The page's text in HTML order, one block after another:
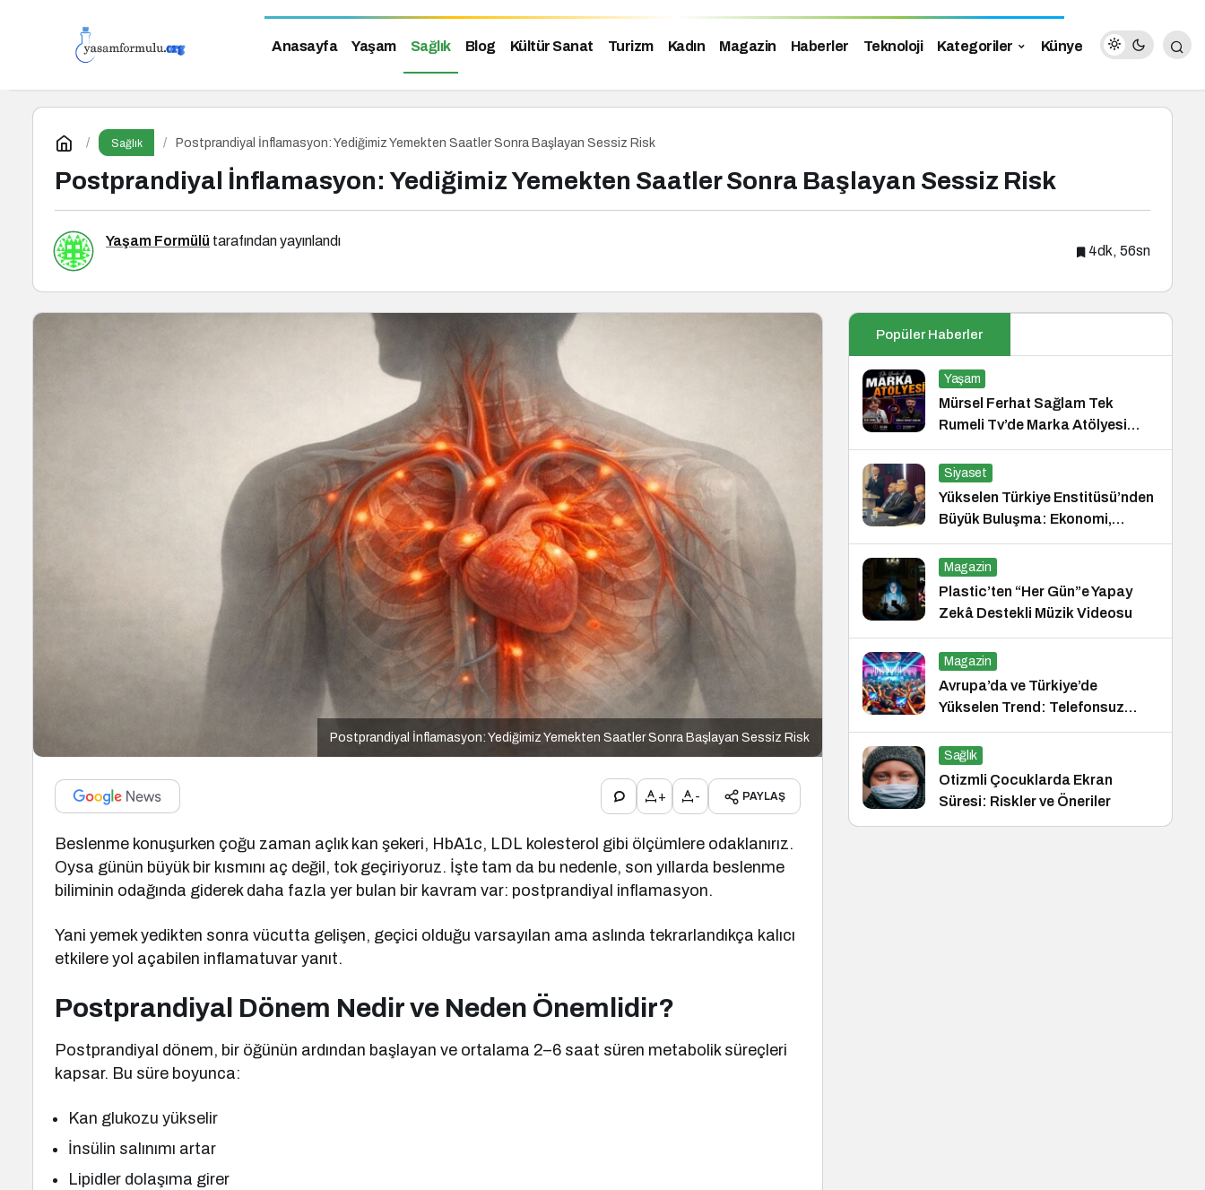
Anasayfa Yaşam Sağlık Blog Kültür Sanat Turizm Kadın Magazin Haberler Teknoloji Kategoriler Künye
Sağlık Postprandiyal İnflamasyon: Yediğimiz Yemekten Saatler Sonra Başlayan Sessiz Risk
Postprandiyal İnflamasyon: Yediğimiz Yemekten Saatler Sonra Başlayan Sessiz Risk
Yaşam Formülü tarafından yayınlandı
4dk, 56sn
Postprandiyal İnflamasyon: Yediğimiz Yemekten Saatler Sonra Başlayan Sessiz Risk
+ - PAYLAŞ
Beslenme konuşurken çoğu zaman açlık kan şekeri, HbA1c, LDL kolesterol gibi ölçümlere odaklanırız.
Oysa günün büyük bir kısmını aç değil, tok geçiriyoruz. İşte tam da bu nedenle, son yıllarda beslenme
biliminin odağında giderek daha fazla yer bulan bir kavram var: postprandiyal inflamasyon.
Yani yemek yedikten sonra vücutta gelişen, geçici olduğu varsayılan ama aslında tekrarlandıkça kalıcı
etkilere yol açabilen inflamatuvar yanıt.
Postprandiyal Dönem Nedir ve Neden Önemlidir?
Postprandiyal dönem, bir öğünün ardından başlayan ve ortalama 2–6 saat süren metabolik süreçleri
kapsar. Bu süre boyunca:
Kan glukozu yükselir
İnsülin salınımı artar
Lipidler dolaşıma girer
Popüler Haberler
Yaşam
Mürsel Ferhat Sağlam Tek
Rumeli Tv’de Marka Atölyesi
Programına Konuk Oldu
Siyaset
Yükselen Türkiye Enstitüsü’nden
Büyük Buluşma: Ekonomi,
Güvenlik Politikaları ve Hukuk
Konferansı
Magazin
Plastic’ten “Her Gün”e Yapay
Zekâ Destekli Müzik Videosu
Magazin
Avrupa’da ve Türkiye’de
Yükselen Trend: Telefonsuz
Gece Kulüpleri
Sağlık
Otizmli Çocuklarda Ekran
Süresi: Riskler ve Öneriler